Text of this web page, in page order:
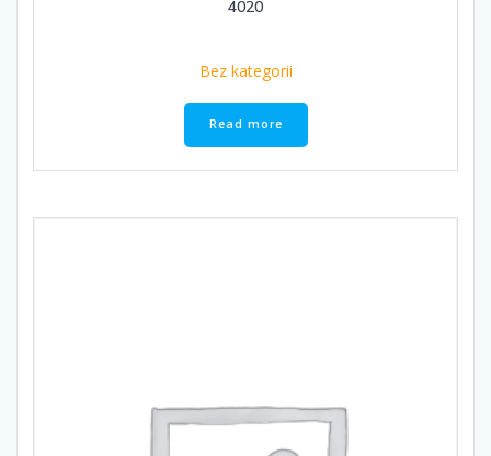
4020
Bez kategorii
Read more